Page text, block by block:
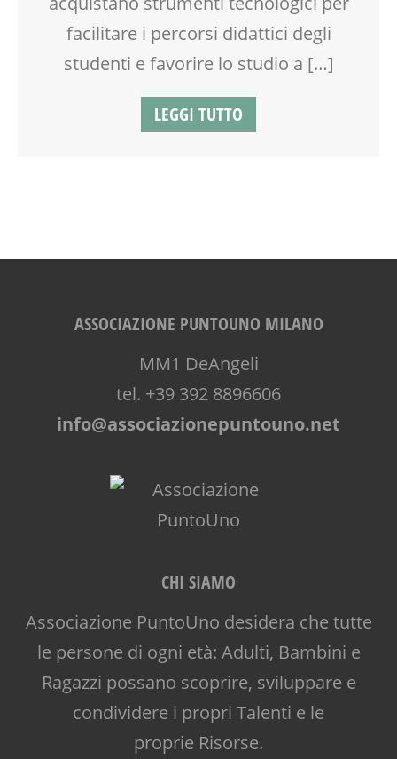
facilitare i percorsi didattici degli
studenti e favorire lo studio a […]
LEGGI TUTTO
ASSOCIAZIONE PUNTOUNO MILANO
MM1 DeAngeli
tel. +39 392 8896606
info@associazionepuntouno.net
CHI SIAMO
Associazione PuntoUno desidera che tutte
le persone di ogni età: Adulti, Bambini e
Ragazzi possano scoprire, sviluppare e
condividere i propri Talenti e le
proprie Risorse.